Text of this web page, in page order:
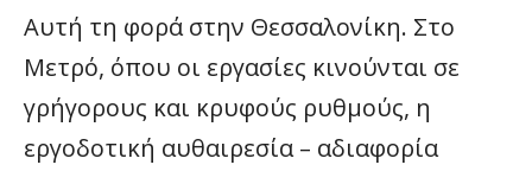
Αυτή τη φορά στην Θεσσαλονίκη. Στο
Μετρό, όπου οι εργασίες κινούνται σε
γρήγορους και κρυφούς ρυθμούς, η
εργοδοτική αυθαιρεσία – αδιαφορία